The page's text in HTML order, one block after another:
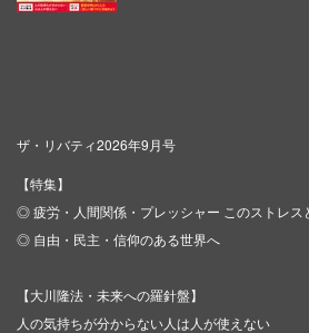
ザ・リバティ2026年9月号
【特集】
◎ 疲労・人間関係・プレッシャー このストレス
◎ 自由・民主・信仰のある世界へ
【大川隆法・未来への羅針盤】
人の気持ちが分からない人は人が使えない